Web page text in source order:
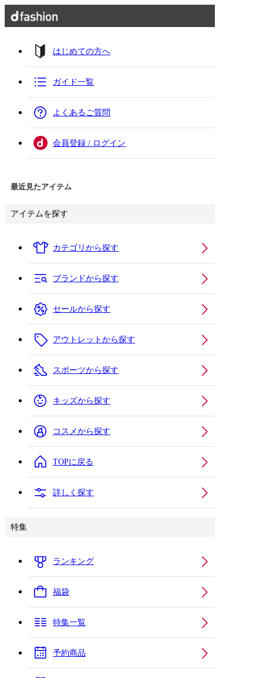
はじめての方へ
ガイド一覧
よくあるご質問
会員登録 / ログイン
最近見たアイテム
アイテムを探す
カテゴリから探す
ブランドから探す
セールから探す
アウトレットから探す
スポーツから探す
キッズから探す
コスメから探す
TOPに戻る
詳しく探す
特集
ランキング
福袋
特集一覧
予約商品